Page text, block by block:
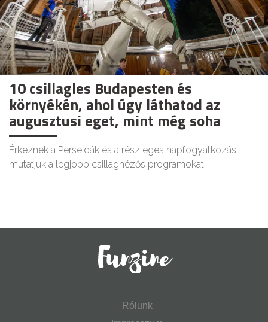
10 csillagles Budapesten és
környékén, ahol úgy láthatod az
augusztusi eget, mint még soha
Érkeznek a Perseidák és a részleges napfogyatkozás:
mutatjuk a legjobb csillagnézős programokat!
Rólunk